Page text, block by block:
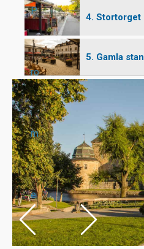
P
ro
m
e
4. Stortorget
5. Gamla stan